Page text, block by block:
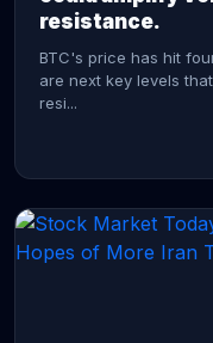
resistance.
BTC's price has hit
are next key levels
resi...